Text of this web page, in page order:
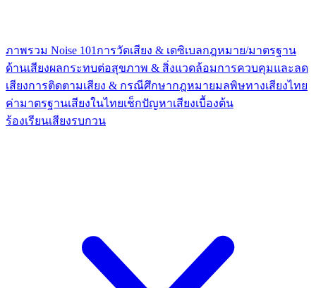
ภาพรวม Noise 101 การวัดเสียง & เดซิเบลกฎหมาย/มาตรฐาน
ด้านเสียงผลกระทบต่อสุขภาพ & สิ่งแวดล้อมการควบคุมและลด
เสียงการติดตามเสียง & กรณีศึกษากฎหมายมลพิษทางเสียงไทย
ค่ามาตรฐานเสียงในไทยเช็กปัญหาเสียงเบื้องต้น
ร้องเรียนเสียงรบกวน